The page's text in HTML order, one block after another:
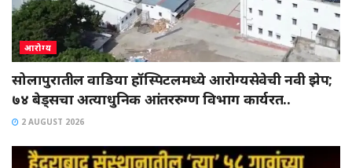
आरोग्य
सोलापुरातील वाडिया हॉस्पिटलमध्ये आरोग्यसेवेची नवी झेप;
७४ बेड्सचा अत्याधुनिक आंतररुग्ण विभाग कार्यरत..
2 AUGUST 2026